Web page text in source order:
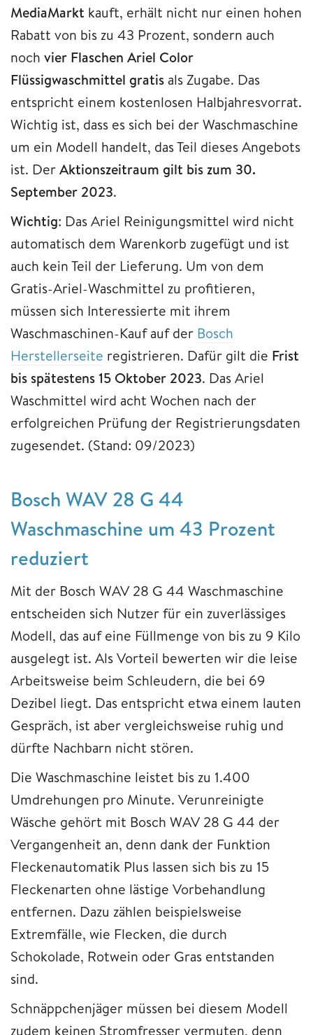
MediaMarkt kauft, erhält nicht nur einen hohen
Rabatt von bis zu 43 Prozent, sondern auch
noch vier Flaschen Ariel Color
Flüssigwaschmittel gratis als Zugabe. Das
entspricht einem kostenlosen Halbjahresvorrat.
Wichtig ist, dass es sich bei der Waschmaschine
um ein Modell handelt, das Teil dieses Angebots
ist. DerAktionszeitraum gilt bis zum 30.
September 2023.
Wichtig: Das Ariel Reinigungsmittel wird nicht
automatisch dem Warenkorb zugefügt und ist
auch kein Teil der Lieferung. Um von dem
Gratis-Ariel-Waschmittel zu profitieren,
müssen sich Interessierte mit ihrem
Waschmaschinen-Kauf auf der Bosch
Herstellerseite registrieren. Dafür gilt die Frist
bis spätestens 15 Oktober 2023. Das Ariel
Waschmittel wird acht Wochen nach der
erfolgreichen Prüfung der Registrierungsdaten
zugesendet. (Stand: 09/2023)
Bosch WAV 28 G 44
Waschmaschine um 43 Prozent
reduziert
Mit der Bosch WAV 28 G 44 Waschmaschine
entscheiden sich Nutzer für ein zuverlässiges
Modell, das auf eine Füllmenge von bis zu 9 Kilo
ausgelegt ist. Als Vorteil bewerten wir die leise
Arbeitsweise beim Schleudern, die bei 69
Dezibel liegt. Das entspricht etwa einem lauten
Gespräch, ist aber vergleichsweise ruhig und
dürfte Nachbarn nicht stören.
Die Waschmaschine leistet bis zu 1.400
Umdrehungen pro Minute. Verunreinigte
Wäsche gehört mit Bosch WAV 28 G 44 der
Vergangenheit an, denn dank der Funktion
Fleckenautomatik Plus lassen sich bis zu 15
Fleckenarten ohne lästige Vorbehandlung
entfernen. Dazu zählen beispielsweise
Extremfälle, wie Flecken, die durch
Schokolade, Rotwein oder Gras entstanden
sind.
Schnäppchenjäger müssen bei diesem Modell
zudem keinen Stromfresser vermuten, denn